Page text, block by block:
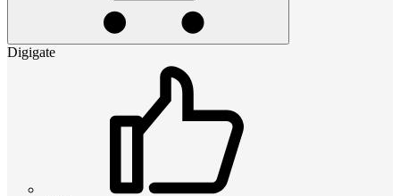
Digigate